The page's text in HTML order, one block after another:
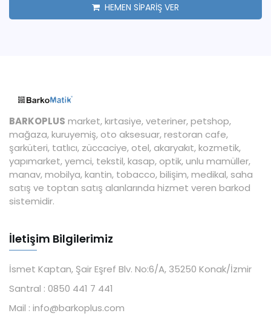
HEMEN SİPARİŞ VER
BARKOPLUS market, kırtasiye, veteriner, petshop,
mağaza, kuruyemiş, oto aksesuar, restoran cafe,
şarküteri, tatlıcı, züccaciye, otel, akaryakıt, kozmetik,
yapımarket, yemci, tekstil, kasap, optik, unlu mamüller,
manav, mobilya, kantin, tobacco, bilişim, medikal, saha
satış ve toptan satış alanlarında hizmet veren barkod
sistemidir.
İletişim Bilgilerimiz
İsmet Kaptan, Şair Eşref Blv. No:6/A, 35250 Konak/İzmir
Santral : 0850 441 7 441
Mail : info@barkoplus.com